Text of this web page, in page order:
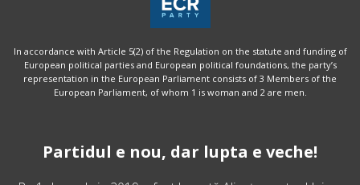
In accordance with Article 5(2) of the Regulation on the statute and funding of
European political parties and European political foundations, the party’s
representation in the European Parliament consists of 3 Members of the
European Parliament, of whom 1 is woman and 2 are men.
Partidul e nou, dar lupta e veche!